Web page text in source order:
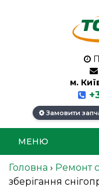
м.
Замовити
МЕНЮ
Головна › Ремонт
зберігання